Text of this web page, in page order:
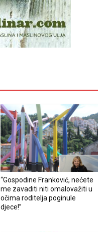
“Gospodine Franković, nećete
me zavaditi niti omalovažiti u
očima roditelja poginule
djece!”